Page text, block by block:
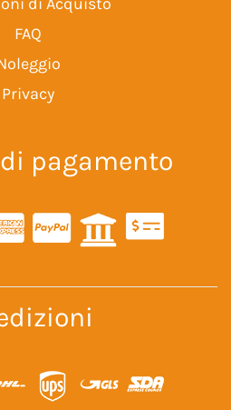
FAQ
Privacy
pagamento